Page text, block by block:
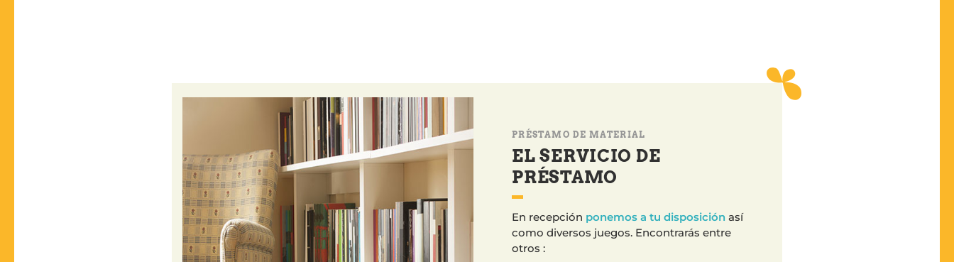
PRÉSTAMO DE MATERIAL
EL SERVICIO DE
PRÉSTAMO
En recepción ponemos a tu disposición así
como diversos juegos. Encontrarás entre
otros :